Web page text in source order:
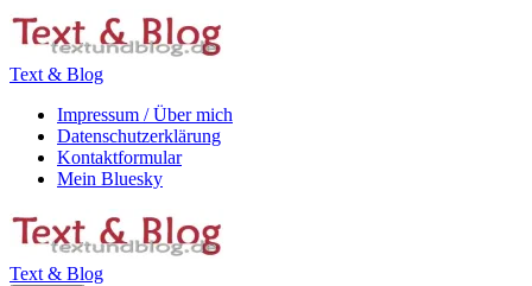
Zum
Inhalt
Text & Blog
Impressum / Über mich
Datenschutzerklärung
Kontaktformular
Mein Bluesky
Text & Blog